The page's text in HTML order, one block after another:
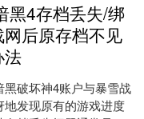
黑4存档丢失/绑
后原存档不见
法
黑破坏神4账户与暴雪战
地发现原有的游戏进度